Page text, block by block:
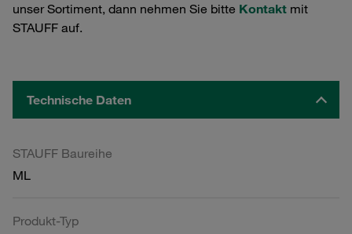
unser Sortiment, dann nehmen Sie bitte Kontakt mit
STAUFF auf.
Technische Daten
STAUFF Baureihe
ML
Produkt-Typ